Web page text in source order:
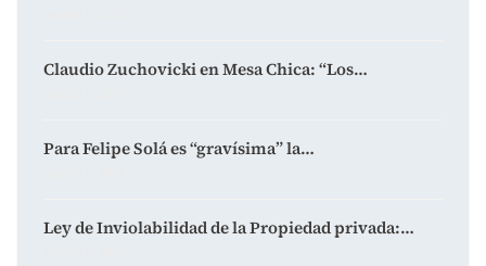
Claudio Zuchovicki en Mesa Chica: “Los…
Para Felipe Solá es “gravísima” la…
Ley de Inviolabilidad de la Propiedad privada:…